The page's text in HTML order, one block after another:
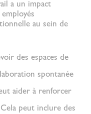
a un impact
au sein de
des espaces de
spontanée
aider à renforcer
peut inclure des